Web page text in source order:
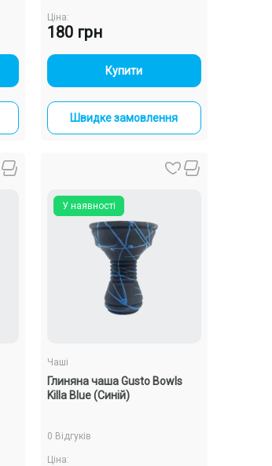
Ціна:
180 грн
- +
Купити
Швидке замовлення
У наявності
Чаші
Глиняна чаша Gusto Bowls
Killa Blue (Синій)
0 Відгуків
Ціна: